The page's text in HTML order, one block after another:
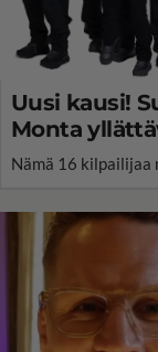
Uusi kausi!
Monta
Nämä 16 kilpailijaa